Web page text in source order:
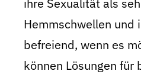
Hemmschwellen und
befreiend, wenn es
können Lösungen für